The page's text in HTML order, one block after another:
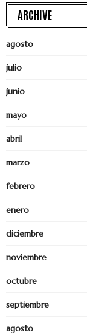
ARCHIVE
agosto
julio
junio
mayo
abril
marzo
febrero
enero
diciembre
noviembre
octubre
septiembre
agosto